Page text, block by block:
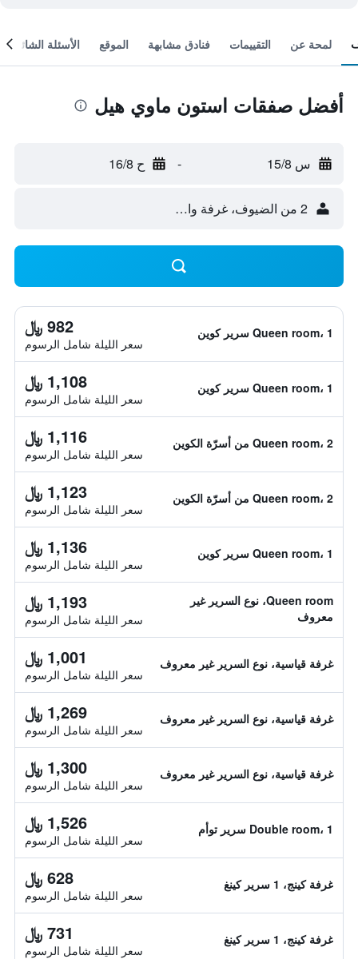
لمحة عن التقييمات فنادق مشابهة الموقع الأسئلة الشائعة
أفضل صفقات استون ماوي هيل
س 15/8 - ح 16/8
2 من الضيوف، غرفة واحدة
Queen room، 1 سرير كوين 982 ﷼
سعر الليلة شامل الرسوم
Queen room، 1 سرير كوين 1,108 ﷼
سعر الليلة شامل الرسوم
Queen room، 2 من أسرّة الكوين 1,116 ﷼
سعر الليلة شامل الرسوم
Queen room، 2 من أسرّة الكوين 1,123 ﷼
سعر الليلة شامل الرسوم
Queen room، 1 سرير كوين 1,136 ﷼
سعر الليلة شامل الرسوم
Queen room، نوع السرير غير
معروف
1,193 ﷼
سعر الليلة شامل الرسوم
غرفة قياسية، نوع السرير غير معروف 1,001 ﷼
سعر الليلة شامل الرسوم
غرفة قياسية، نوع السرير غير معروف 1,269 ﷼
سعر الليلة شامل الرسوم
غرفة قياسية، نوع السرير غير معروف 1,300 ﷼
سعر الليلة شامل الرسوم
Double room، 1 سرير توأم 1,526 ﷼
سعر الليلة شامل الرسوم
غرفة كينج، 1 سرير كينغ 628 ﷼
سعر الليلة شامل الرسوم
غرفة كينج، 1 سرير كينغ 731 ﷼
سعر الليلة شامل الرسوم